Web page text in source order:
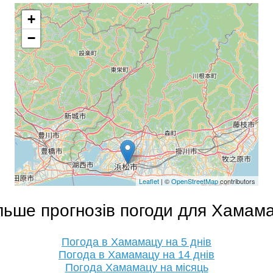
+
−
Leaflet | ©OpenStreetMapcontributors
прогнозів погоди для
Погода в Хамамацу на 5 днів
Погода в Хамамацу на 14 днів
Погода Хамамацу на місяць